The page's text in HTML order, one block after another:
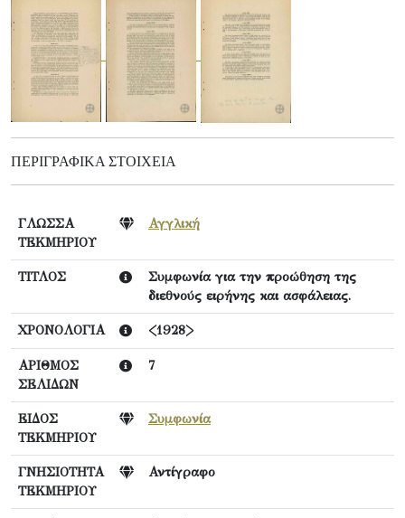
ΠΕΡΙΓΡΑΦΙΚΆ ΣΤΟΙΧΕΊΑ
ΓΛΩΣΣΑ
ΤΕΚΜΗΡΙΟΥ
Αγγλική
ΤΙΤΛΟΣ
Συμφωνία για την προώθηση της
διεθνούς ειρήνης και ασφάλειας.
ΧΡΟΝΟΛΟΓΙΑ <1928>
ΑΡΙΘΜΟΣ
ΣΕΛΙΔΩΝ
7
ΕΙΔΟΣ
ΤΕΚΜΗΡΙΟΥ
Συμφωνία
ΓΝΗΣΙΟΤΗΤΑ
ΤΕΚΜΗΡΙΟΥ
Αντίγραφο